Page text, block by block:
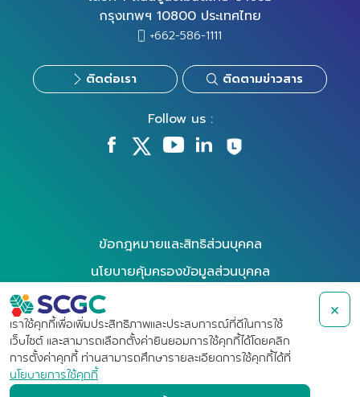
กรุงเทพฯ 10800 ประเทศไทย
+662-586-1111
ติดต่อเรา ติดตามข่าวสาร
Follow us :
ข้อกฎหมายและสิทธิส่วนบุคคล
นโยบายคุ้มครองข้อมูลส่วนบุคคล
การใช้สิทธิของเจ้าของข้อมูล
ข้อกำหนดการใช้งาน
การแจ้งเบาะแสและข้อร้องเรียน
เราใช้คุกกี้เพื่อเพิ่มประสิทธิภาพและประสบการณ์ที่ดีในการใช้
เว็บไซต์ และสามารถเลือกตั้งค่ายินยอมการใช้คุกกี้ได้โดยคลิก
การตั้งค่าคุกกี้ ท่านสามารถศึกษารายละเอียดการใช้คุกกี้ได้ที่
นโยบายการใช้คุกกี้
×